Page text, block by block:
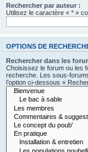
Rechercher par auteur :
Utilisez le caractère « * »
OPTIONS DE
Rechercher dans les
Choisissez le forum ou les
recherche. Les sous-
l’option ci-dessous «